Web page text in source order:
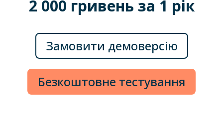
2 000 гривень за 1 рік
Замовити демоверсію
Безкоштовне тестування